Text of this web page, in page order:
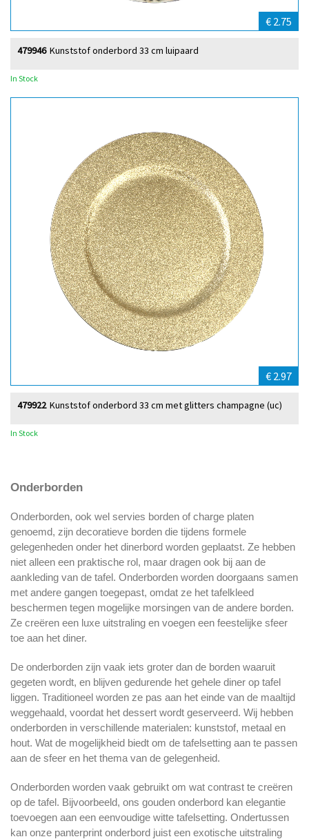
€ 2.75
Kunststof onderbord 33 cm luipaard
479946
In Stock
€ 2.97
Kunststof onderbord 33 cm met glitters champagne (uc)
479922
In Stock
Onderborden
Onderborden, ook wel servies borden of charge platen
genoemd, zijn decoratieve borden die tijdens formele
gelegenheden onder het dinerbord worden geplaatst. Ze hebben
niet alleen een praktische rol, maar dragen ook bij aan de
aankleding van de tafel. Onderborden worden doorgaans samen
met andere gangen toegepast, omdat ze het tafelkleed
beschermen tegen mogelijke morsingen van de andere borden.
Ze creëren een luxe uitstraling en voegen een feestelijke sfeer
toe aan het diner.
De onderborden zijn vaak iets groter dan de borden waaruit
gegeten wordt, en blijven gedurende het gehele diner op tafel
liggen. Traditioneel worden ze pas aan het einde van de maaltijd
weggehaald, voordat het dessert wordt geserveerd. Wij hebben
onderborden in verschillende materialen: kunststof, metaal en
hout. Wat de mogelijkheid biedt om de tafelsetting aan te passen
aan de sfeer en het thema van de gelegenheid.
Onderborden worden vaak gebruikt om wat contrast te creëren
op de tafel. Bijvoorbeeld, ons gouden onderbord kan elegantie
toevoegen aan een eenvoudige witte tafelsetting. Ondertussen
kan onze panterprint onderbord juist een exotische uitstraling